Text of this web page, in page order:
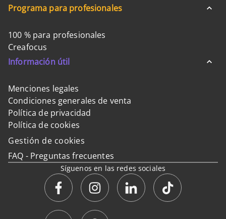
Programa para profesionales
100 % para profesionales
Creafocus
Información útil
Menciones legales
Condiciones generales de venta
Política de privacidad
Política de cookies
Gestión de cookies
FAQ - Preguntas frecuentes
Síguenos en las redes sociales